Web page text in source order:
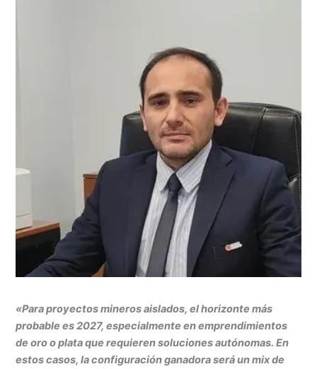
«Para proyectos mineros aislados, el horizonte más
probable es 2027, especialmente en emprendimientos
de oro o plata que requieren soluciones autónomas. En
estos casos, la configuración ganadora será un mix de